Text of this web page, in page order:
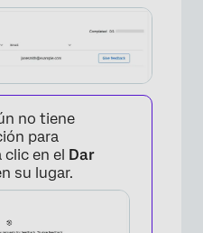
no tiene
para
clic en el Dar
su lugar.